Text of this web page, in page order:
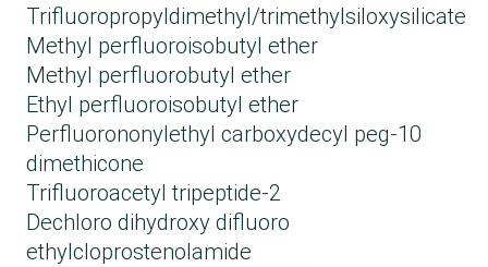
Trifluoropropyldimethyl/trimethylsiloxysilicate
Methyl perfluoroisobutyl ether
Methyl perfluorobutyl ether
Ethyl perfluoroisobutyl ether
Perfluorononylethyl carboxydecyl peg-10
dimethicone
Trifluoroacetyl tripeptide-2
Dechloro dihydroxy difluoro
ethylcloprostenolamide